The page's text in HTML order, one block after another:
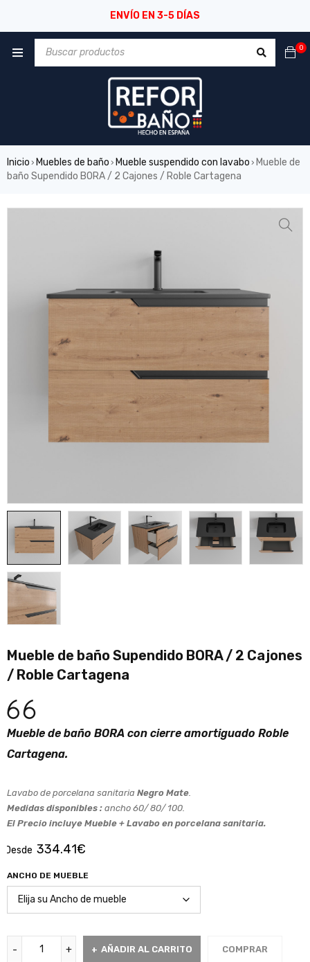
ENVÍO EN 3-5 DÍAS
0
Inicio › Muebles de baño › Mueble suspendido con lavabo › Mueble de
baño Supendido BORA / 2 Cajones / Roble Cartagena
Mueble de baño Supendido BORA / 2 Cajones
/ Roble Cartagena
Mueble de baño BORA con cierre amortiguado Roble
Cartagena.
Lavabo de porcelana sanitaria Negro Mate.
Medidas disponibles : ancho 60/ 80/ 100.
El Precio incluye Mueble + Lavabo en porcelana sanitaria.
Desde 334.41€
ANCHO DE MUEBLE
AÑADIR AL CARRITO COMPRAR